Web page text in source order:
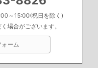
～15:00(祝日を除く)
場合がございます。
ーム